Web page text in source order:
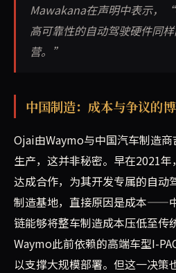
Mawakana在声明中表示，
高可靠性的自动驾驶硬件同
营。”
中国制造：成本与争议的
Ojai由Waymo与中国汽车制造
生产，这并非秘密。早在2021
达成合作，为其开发专属的自动
制造基地，直接原因是成本——
链能够将整车制造成本压低至传
Waymo此前依赖的高端车型I-
以支撑大规模部署。但这一决策